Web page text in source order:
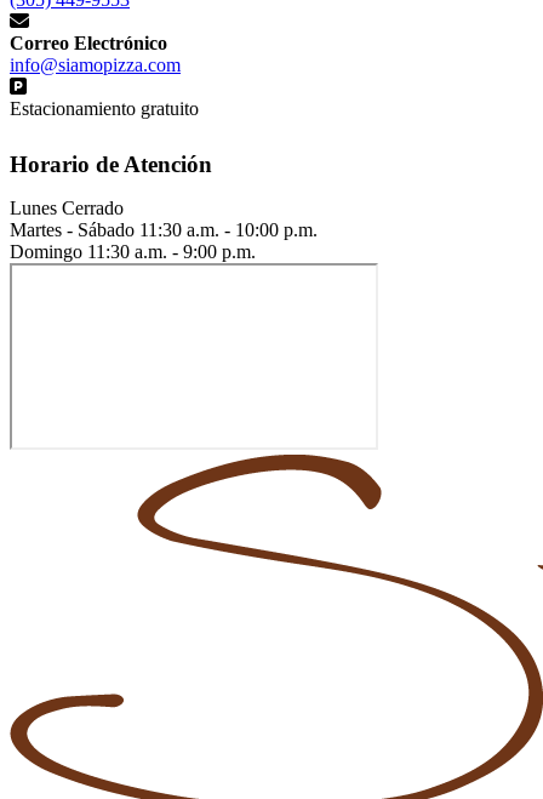
Correo Electrónico
info@siamopizza.com
Estacionamiento gratuito
Horario de Atención
Lunes Cerrado
Martes - Sábado 11:30 a.m. - 10:00 p.m.
Domingo 11:30 a.m. - 9:00 p.m.